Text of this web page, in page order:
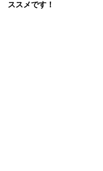
ススメです！